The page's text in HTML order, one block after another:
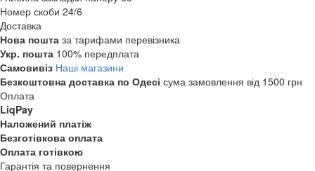
Номер скоби 24/6
Доставка
Нова пошта за тарифами перевізника
Укр. пошта 100% передплата
Самовивіз Наші магазини
Безкоштовна доставка по Одесі сума замовлення від 1500 грн
Оплата
LiqPay
Наложений платіж
Безготівкова оплата
Оплата готівкою
Гарантія та повернення